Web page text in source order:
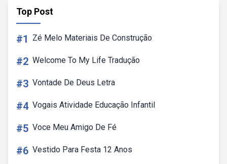
Top Post
#1 Zé Melo Materiais De Construção
#2 Welcome To My Life Tradução
#3 Vontade De Deus Letra
#4 Vogais Atividade Educação Infantil
#5 Voce Meu Amigo De Fé
#6 Vestido Para Festa 12 Anos